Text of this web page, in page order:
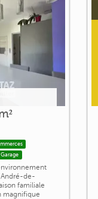
Garage
de-
familiale
magnifique